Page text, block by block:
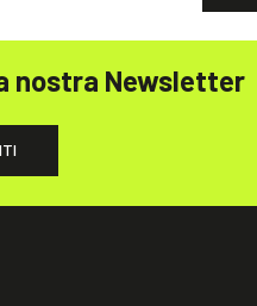
nostra Newsletter